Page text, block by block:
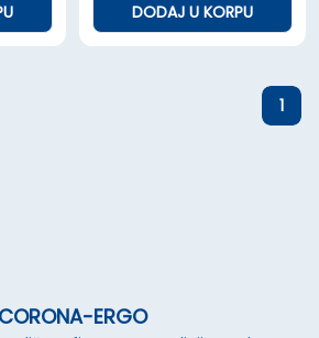
DODAJ U KORPU
1
CORONA-ERGO